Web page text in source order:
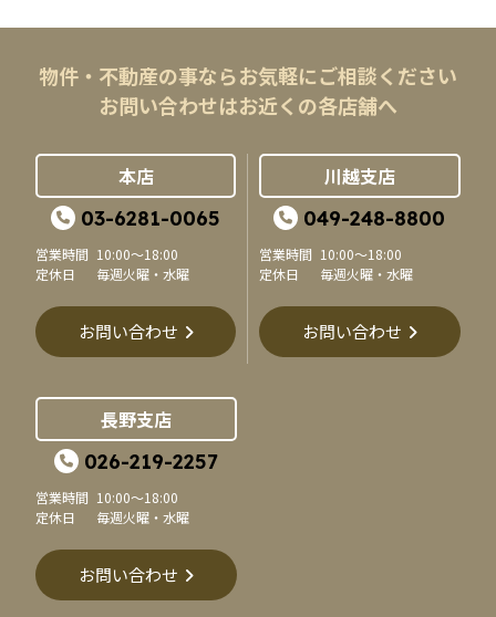
物件・不動産の事ならお気軽にご相談ください
お問い合わせはお近くの各店舗へ
本店
03-6281-0065
営業時間 10:00～18:00
定休日
毎週火曜・水曜
お問い合わせ
川越支店
049-248-8800
営業時間 10:00～18:00
定休日
毎週火曜・水曜
お問い合わせ
長野支店
026-219-2257
営業時間 10:00～18:00
定休日
毎週火曜・水曜
お問い合わせ